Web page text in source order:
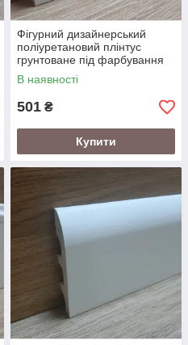
Фігурний дизайнерський
поліуретановий плінтус
грунтоване під фарбування
12х80, довжина 2,0
В наявності
501 ₴
Купити